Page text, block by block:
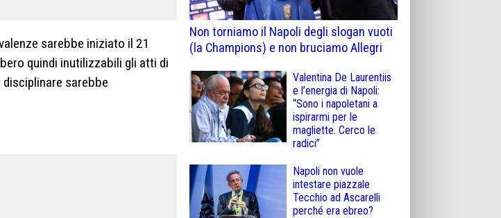
sarebbe iniziato il 21
quindi inutilizzabili gli atti di
disciplinare sarebbe
Non torniamo il Napoli degli slogan vuoti
(la Champions) e non bruciamo Allegri
Valentina De Laurentiis
e l’energia di Napoli:
“Sono i napoletani a
ispirarmi per le
magliette. Cerco le
radici”
Napoli non vuole
intestare piazzale
Tecchio ad Ascarelli
perché era ebreo?